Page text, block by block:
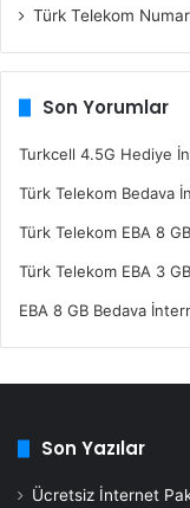
Türk Telekom
Son Yorumlar
Turkcell 4.5G Hediye
Türk Telekom Bedava
Türk Telekom EBA 8
Türk Telekom EBA 3
EBA 8 GB Bedava
Son Yazılar
Ücretsiz İnternet